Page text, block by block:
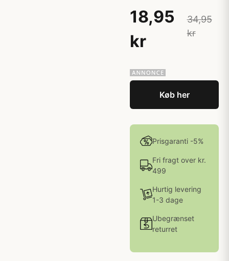
18,95
kr
34,95
kr
Køb her
Prisgaranti -5%
Fri fragt over kr.
499
Hurtig levering
1-3 dage
Ubegrænset
returret